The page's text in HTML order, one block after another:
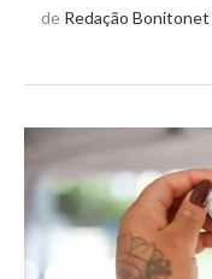
de Redação Bonitonet